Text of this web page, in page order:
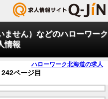
ません）などのハローワーク
情報
ハローワーク北海道の求人
ページ目